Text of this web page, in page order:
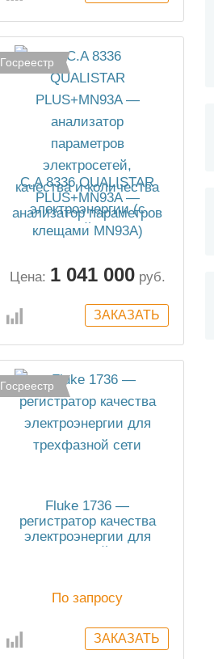
Госреестр
C.A 8336 QUALISTAR
PLUS+MN93A —
анализатор параметров
электросетей, качества и
клещами MN93A)
Цена: 1 041 000 руб.
Госреестр
Fluke 1736 —
регистратор качества
электроэнергии для
трехфазной сети
По запросу